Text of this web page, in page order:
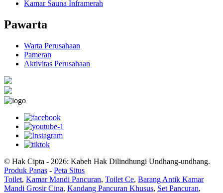
Kamar Sauna Inframerah
Pawarta
Warta Perusahaan
Pameran
Aktivitas Perusahaan
© Hak Cipta - 2026: Kabeh Hak Dilindhungi Undhang-undhang.
Produk Panas - Peta Situs
Toilet, Kamar Mandi Pancuran, Toilet Ce, Barang Antik Kamar
Mandi Grosir Cina, Kandang Pancuran Khusus, Set Pancuran,